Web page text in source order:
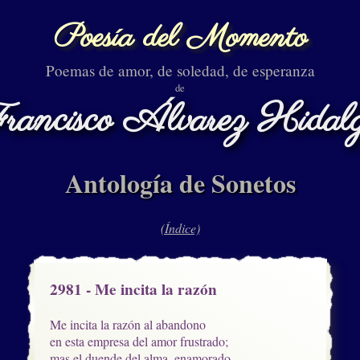
Poesía del Momento
Poemas de amor, de soledad, de esperanza
de
Álvarez
Antología de Sonetos
(Índice)
2981 - Me incita la razón
Me incita la razón al abandono
en esta empresa del amor frustrado;